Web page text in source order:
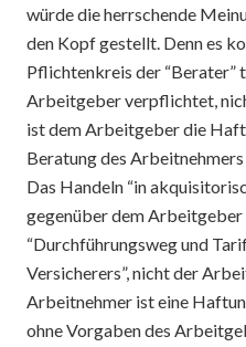
würde die herrschende
den Kopf gestellt. Denn es
Pflichtenkreis der “Berater”
Arbeitgeber verpflichtet,
ist dem Arbeitgeber die
Beratung des
Das Handeln “in
gegenüber dem
“Durchführungsweg und
Versicherers”, nicht der
Arbeitnehmer ist eine
ohne Vorgaben des